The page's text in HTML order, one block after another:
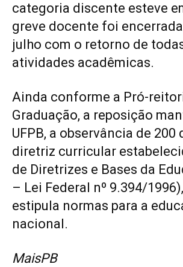
categoria discente esteve
greve docente foi encerrada
julho com o retorno de
atividades acadêmicas.
Ainda conforme a Pró-
Graduação, a reposição
UFPB, a observância de 200
diretriz curricular
de Diretrizes e Bases da
– Lei Federal nº 9.394/
estipula normas para a
nacional.
MaisPB